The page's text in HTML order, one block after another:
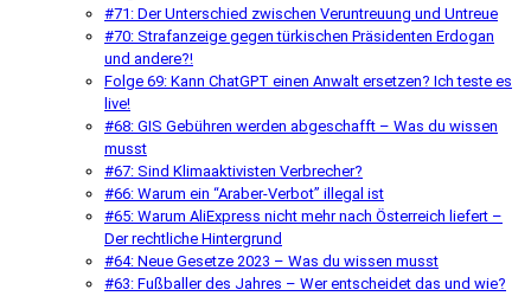
#71: Der Unterschied zwischen Veruntreuung und Untreue
#70: Strafanzeige gegen türkischen Präsidenten Erdogan
und andere?!
Folge 69: Kann ChatGPT einen Anwalt ersetzen? Ich teste es
live!
#68: GIS Gebühren werden abgeschafft – Was du wissen
musst
#67: Sind Klimaaktivisten Verbrecher?
#66: Warum ein “Araber-Verbot” illegal ist
#65: Warum AliExpress nicht mehr nach Österreich liefert –
Der rechtliche Hintergrund
#64: Neue Gesetze 2023 – Was du wissen musst
#63: Fußballer des Jahres – Wer entscheidet das und wie?